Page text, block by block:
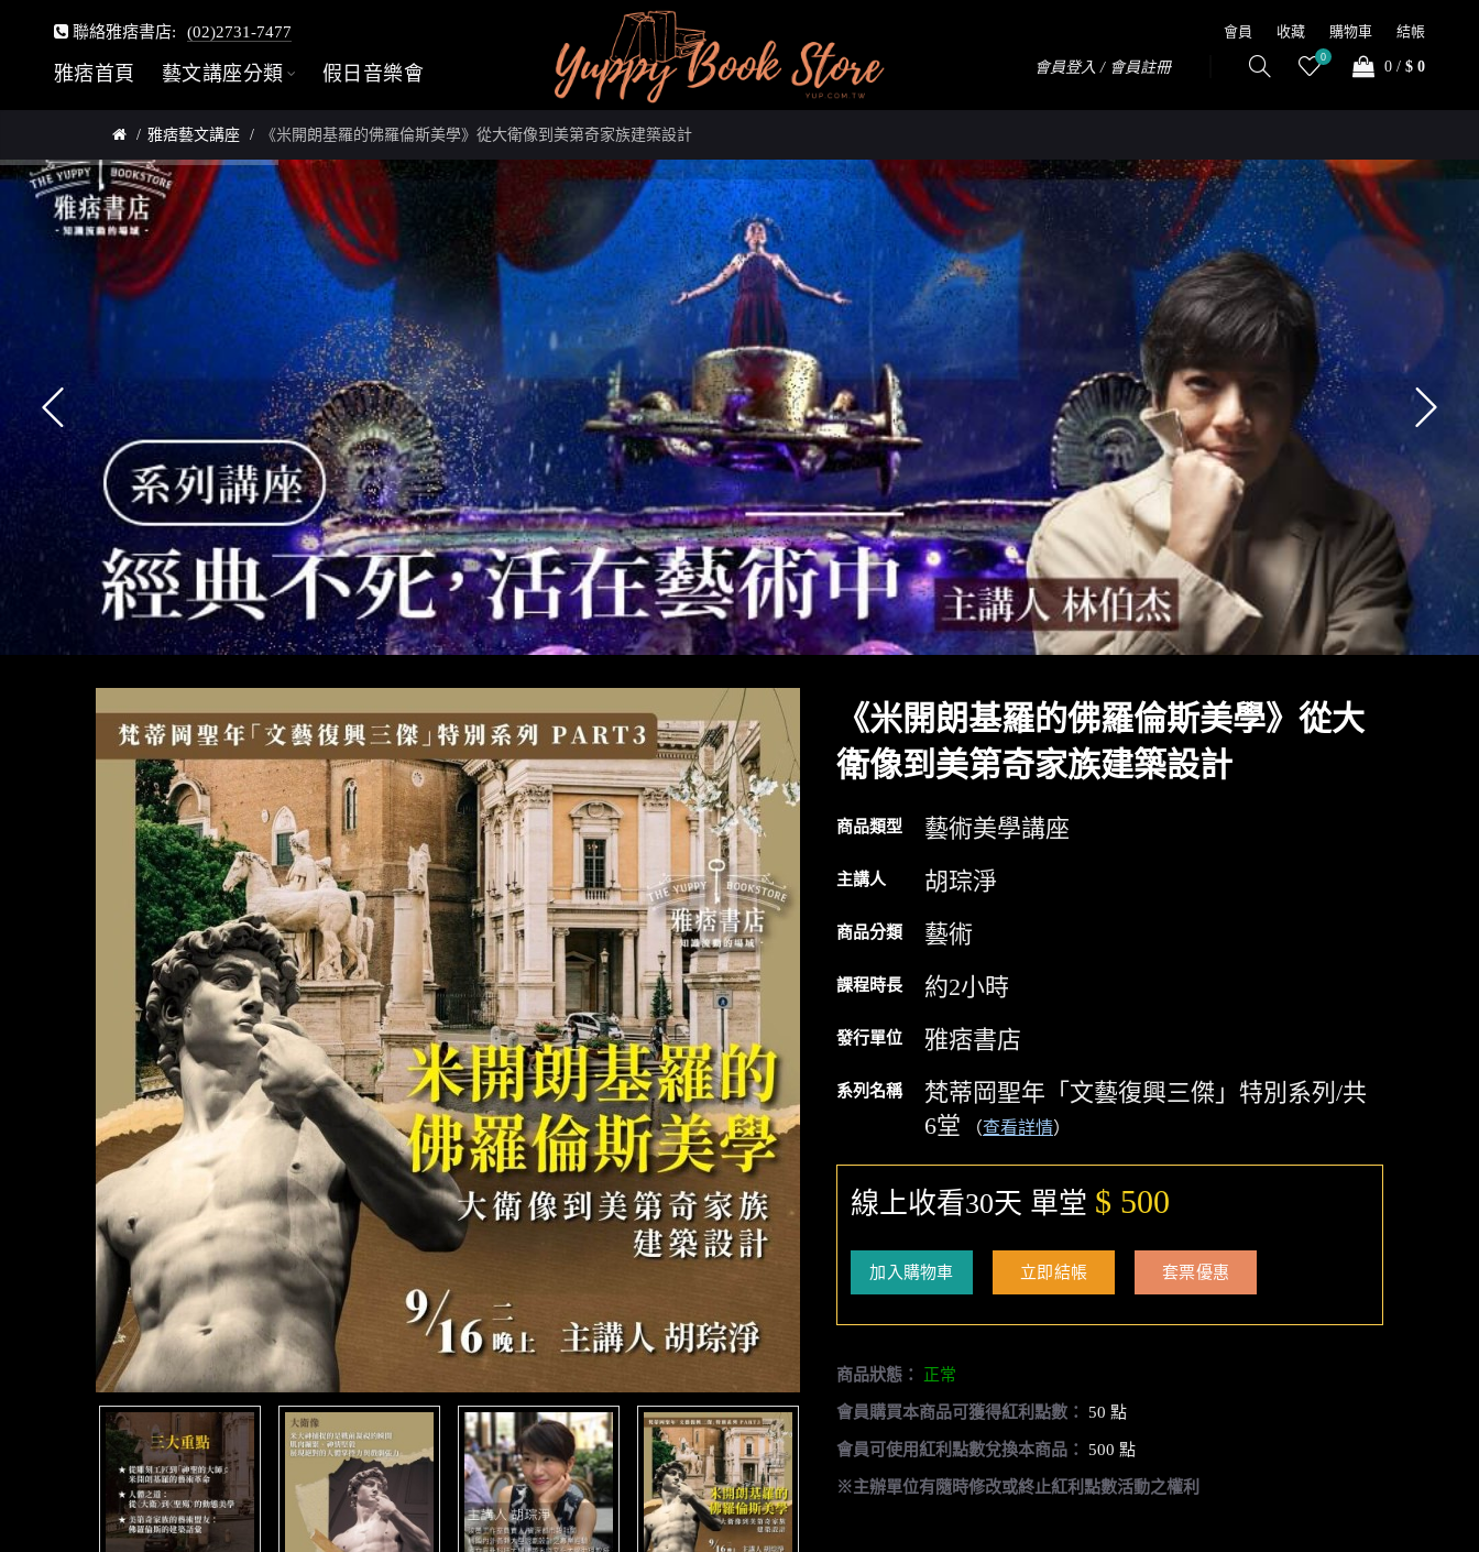
聯絡雅痞書店: (02)2731-7477
雅痞首頁 藝文講座分類 假日音樂會
會員 收藏 購物車 結帳
會員登入 / 會員註冊
0
0 / $ 0
雅痞藝文講座 《米開朗基羅的佛羅倫斯美學》從大衛像到美第奇家族建築設計
《米開朗基羅的佛羅倫斯美學》從大
衛像到美第奇家族建築設計
商品類型 藝術美學講座
主講人 胡琮淨
商品分類 藝術
課程時長 約2小時
發行單位 雅痞書店
系列名稱
梵蒂岡聖年「文藝復興三傑」特別系列/共
6堂
（查看詳情）
線上收看30天 單堂 $ 500
加入購物車 立即結帳 套票優惠
商品狀態： 正常
會員購買本商品可獲得紅利點數： 50 點
會員可使用紅利點數兌換本商品： 500 點
※主辦單位有隨時修改或終止紅利點數活動之權利